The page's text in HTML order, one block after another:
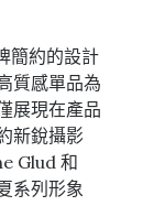
簡約的設計
質感單品為
展現在產品
新銳攝影
Glud 和
系列形象